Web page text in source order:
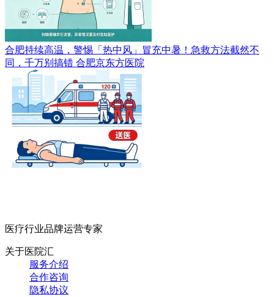
合肥持续高温，警惕「热中风」冒充中暑！急救方法截然不
同，千万别搞错 合肥京东方医院
医疗行业品牌运营专家
关于医院汇
服务介绍
合作咨询
隐私协议